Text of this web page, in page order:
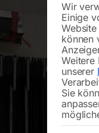
Wir
Einige
können
Weitere
unserer
Sie